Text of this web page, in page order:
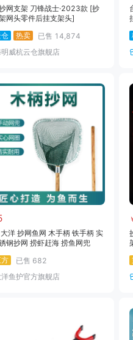
网支架 刀锋战士·2023款 [抄
网头零件后挂支架头]
热卖 已售 14,874
威杭云仓旗舰店
洋 抄网鱼网 木手柄 铁手柄 实
钢抄网 捞虾赶海 捞鱼网兜
已售 682
洋鱼护官方旗舰店